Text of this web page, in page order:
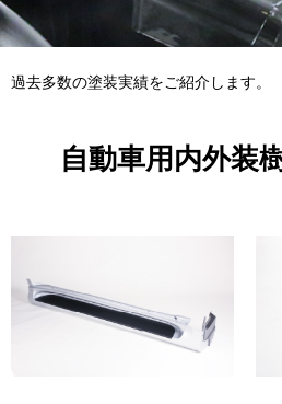
過去多数の塗装実績をご紹介します。
自動車用内外装